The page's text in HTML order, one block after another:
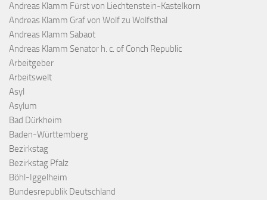
Andreas Klamm Fürst von Liechtenstein-Kastelkorn
Andreas Klamm Graf von Wolf zu Wolfsthal
Andreas Klamm Sabaot
Andreas Klamm Senator h. c. of Conch Republic
Arbeitgeber
Arbeitswelt
Asyl
Asylum
Bad Dürkheim
Baden-Württemberg
Bezirkstag
Bezirkstag Pfalz
Böhl-Iggelheim
Bundesrepublik Deutschland